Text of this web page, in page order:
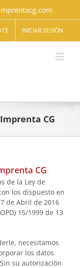
INICIAR SESIÓN
CG
CG
de la Ley de
los dispuesto en
de Abril de 2016
15/1999 de 13
necesitamos
los datos
su autorización